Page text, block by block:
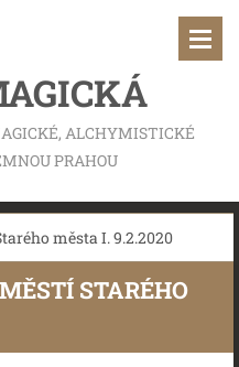
ALCHYMISTICKÉ
PRAHOU
města I. 9.2.2020
STARÉHO